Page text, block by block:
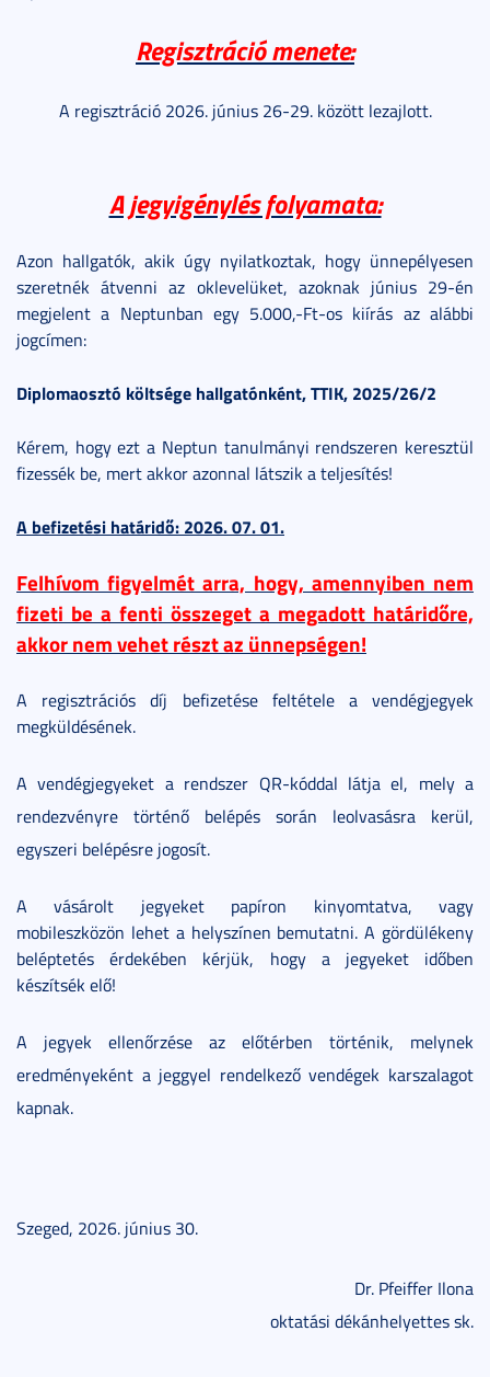
Regisztráció menete:
A regisztráció 2026. június 26-29. között lezajlott.
A jegyigénylés folyamata:
Azon hallgatók, akik úgy nyilatkoztak, hogy ünnepélyesen
szeretnék átvenni az oklevelüket, azoknak június 29-én
megjelent a Neptunban egy 5.000,-Ft-os kiírás az alábbi
jogcímen:
Diplomaosztó költsége hallgatónként, TTIK, 2025/26/2
Kérem, hogy ezt a Neptun tanulmányi rendszeren keresztül
fizessék be, mert akkor azonnal látszik a teljesítés!
A befizetési határidő: 2026. 07. 01.
Felhívom figyelmét arra, hogy, amennyiben nem
fizeti be a fenti összeget a megadott határidőre,
akkor nem vehet részt az ünnepségen!
A regisztrációs díj befizetése feltétele a vendégjegyek
megküldésének.
A vendégjegyeket a rendszer QR-kóddal látja el, mely a
rendezvényre történő belépés során leolvasásra kerül,
egyszeri belépésre jogosít.
A vásárolt jegyeket papíron kinyomtatva, vagy
mobileszközön lehet a helyszínen bemutatni. A gördülékeny
beléptetés érdekében kérjük, hogy a jegyeket időben
készítsék elő!
A jegyek ellenőrzése az előtérben történik, melynek
eredményeként a jeggyel rendelkező vendégek karszalagot
kapnak.
Szeged, 2026. június 30.
Dr. Pfeiffer Ilona
oktatási dékánhelyettes sk.